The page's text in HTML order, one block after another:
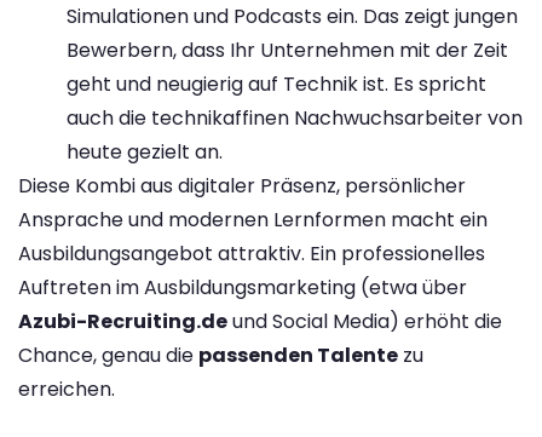
Simulationen und Podcasts ein. Das zeigt jungen
Bewerbern, dass Ihr Unternehmen mit der Zeit
geht und neugierig auf Technik ist. Es spricht
auch die technikaffinen Nachwuchsarbeiter von
heute gezielt an.
Diese Kombi aus digitaler Präsenz, persönlicher
Ansprache und modernen Lernformen macht ein
Ausbildungsangebot attraktiv. Ein professionelles
Auftreten im Ausbildungsmarketing (etwa über
Azubi-Recruiting.deund Social Media​) erhöht die
Chance, genau die passenden Talente zu
erreichen.